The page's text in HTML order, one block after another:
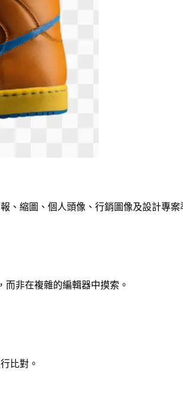
、縮圖、個人頭像、行銷圖像及設計專案
非在複雜的編輯器中摸索。
比對。